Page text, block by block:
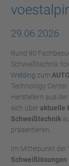
29.06.2026
Rund 90
Schweißtechnik
Welding zum
Technology
Herstellern aus
sich über aktuelle
Schweißtechnik
präsentieren.
Im Mittelpunkt
Schweißlösungen